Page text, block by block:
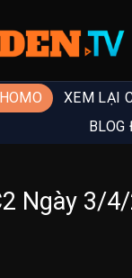
XEM LẠI
BLOG
Ngày 3/